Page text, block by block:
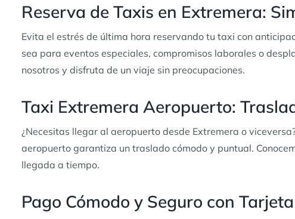
Reserva de Taxis en Extremera:
Evita el estrés de última hora reservando tu taxi con
sea para eventos especiales, compromisos laborales o
nosotros y disfruta de un viaje sin preocupaciones.
Taxi Extremera Aeropuerto:
¿Necesitas llegar al aeropuerto desde Extremera o
aeropuerto garantiza un traslado cómodo y puntual.
llegada a tiempo.
Pago Cómodo y Seguro con Tarjeta